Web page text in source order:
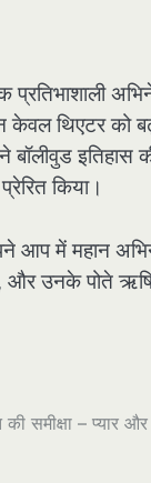
केवल थिएटर को
बॉलीवुड
किया।
आप में महान
और उनके पोते
समीक्षा – प्यार